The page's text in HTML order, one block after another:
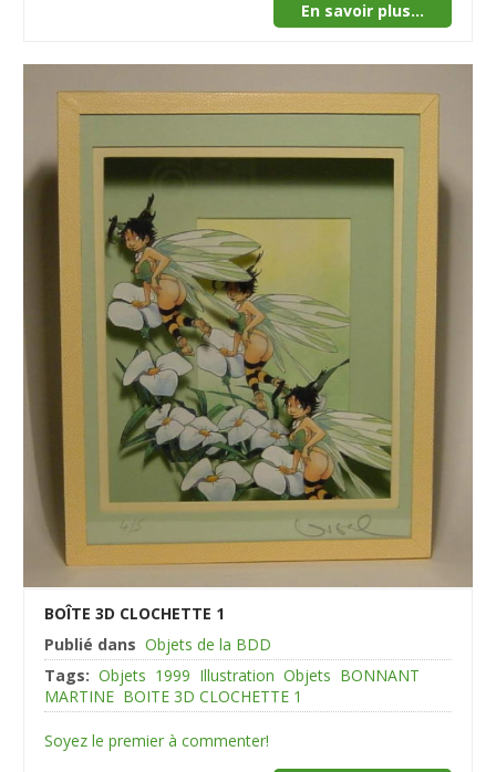
En savoir plus...
BOÎTE 3D CLOCHETTE 1
Publié dans Objets de la BDD
Tags: Objets 1999 Illustration Objets BONNANT
MARTINE BOITE 3D CLOCHETTE 1
Soyez le premier à commenter!